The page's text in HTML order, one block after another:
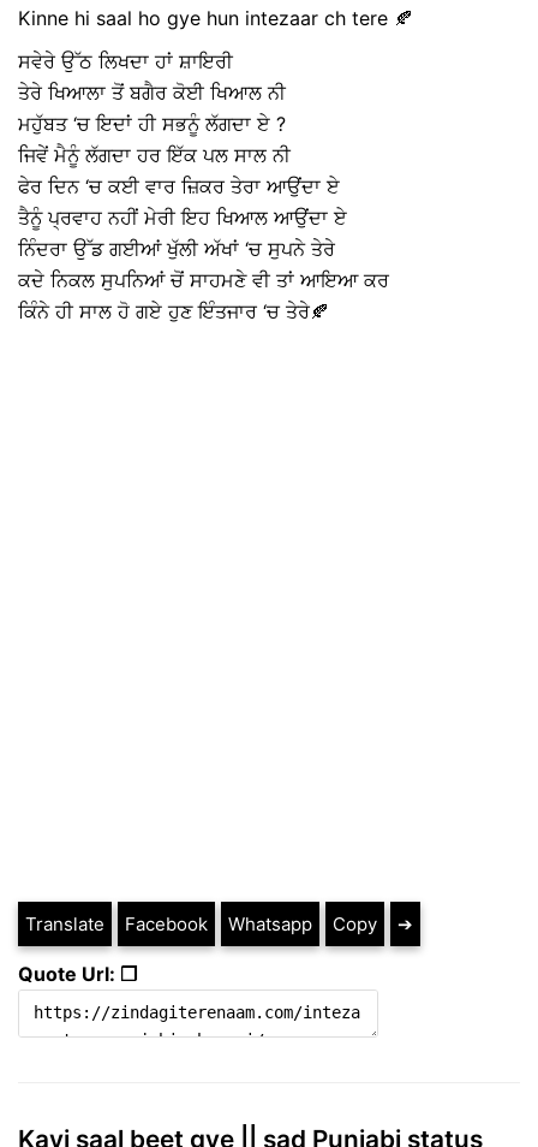
Kinne hi saal ho gye hun intezaar ch tere 🍂
ਸਵੇਰੇ ਉੱਠ ਲਿਖਦਾ ਹਾਂ ਸ਼ਾਇਰੀ
ਤੇਰੇ ਖਿਆਲਾ ਤੋਂ ਬਗੈਰ ਕੋਈ ਖਿਆਲ ਨੀ
ਮਹੁੱਬਤ ‘ਚ ਇਦਾਂ ਹੀ ਸਭਨੂੰ ਲੱਗਦਾ ਏ ?
ਜਿਵੇਂ ਮੈਨੂੰ ਲੱਗਦਾ ਹਰ ਇੱਕ ਪਲ ਸਾਲ ਨੀ
ਫੇਰ ਦਿਨ ‘ਚ ਕਈ ਵਾਰ ਜ਼ਿਕਰ ਤੇਰਾ ਆਉਂਦਾ ਏ
ਤੈਨੂੰ ਪ੍ਰਵਾਹ ਨਹੀਂ ਮੇਰੀ ਇਹ ਖਿਆਲ ਆਉਂਦਾ ਏ
ਨਿੰਦਰਾ ਉੱਡ ਗਈਆਂ ਖੁੱਲੀ ਅੱਖਾਂ ‘ਚ ਸੁਪਨੇ ਤੇਰੇ
ਕਦੇ ਨਿਕਲ ਸੁਪਨਿਆਂ ਚੋਂ ਸਾਹਮਣੇ ਵੀ ਤਾਂ ਆਇਆ ਕਰ
ਕਿੰਨੇ ਹੀ ਸਾਲ ਹੋ ਗਏ ਹੁਣ ਇੰਤਜਾਰ ‘ਚ ਤੇਰੇ🍂
Translate Facebook Whatsapp Copy ➔
Quote Url: ❐
Kayi saal beet gye || sad Punjabi status